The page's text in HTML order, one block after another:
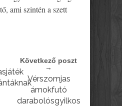
ami szintén a szett
Következő poszt
→
Vérszomjas
ámokfutó
darabolósgyilkos